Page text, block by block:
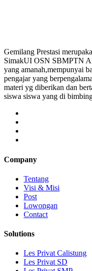
Gemilang Prestasi
SimakUI OSN SBMPTN
yang amanah,mempunyai
pengajar yang
materi yg diberikan dan
siswa siswa yang di
Company
Tentang
Visi & Misi
Post
Lowongan
Contact
Solutions
Les Privat Calistung
Les Privat SD